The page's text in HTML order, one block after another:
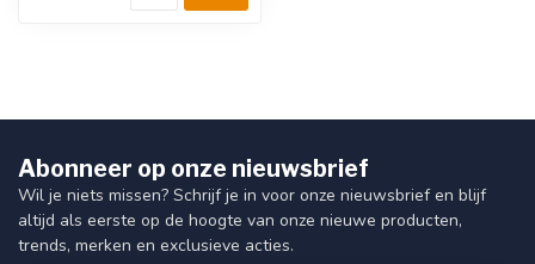
Abonneer op onze nieuwsbrief
Wil je niets missen? Schrijf je in voor onze nieuwsbrief en blijf
altijd als eerste op de hoogte van onze nieuwe producten,
trends, merken en exclusieve acties.